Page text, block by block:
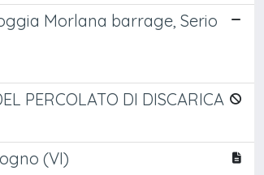
Morlana barrage, Serio
PERCOLATO DI DISCARICA
(VI)